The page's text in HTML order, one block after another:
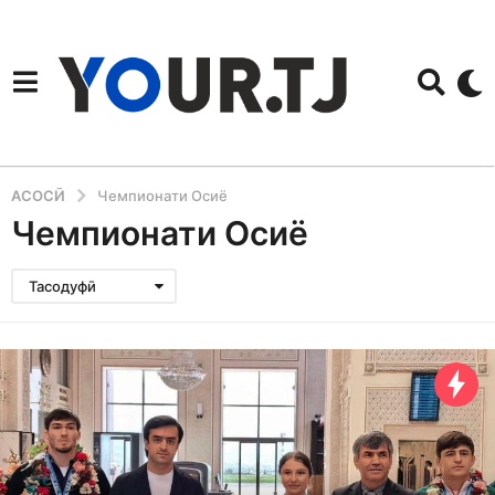
АСОСӢ Чемпионати Осиё
Чемпионати Осиё
Тасодуфӣ